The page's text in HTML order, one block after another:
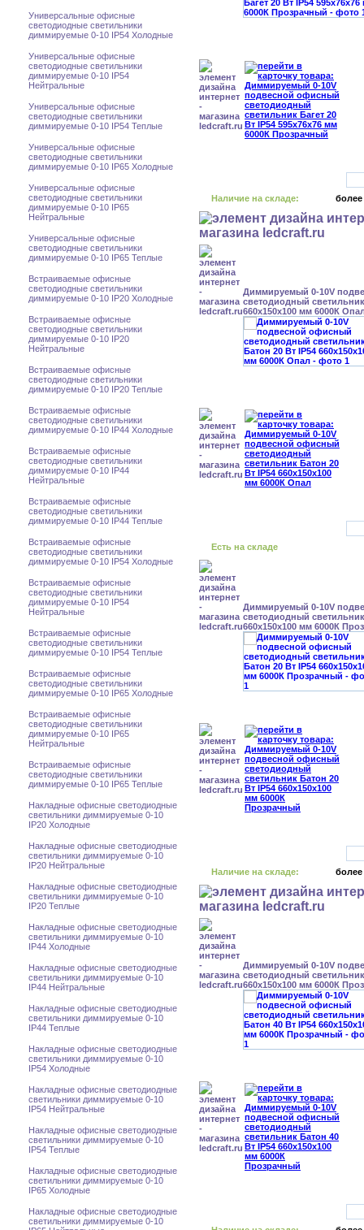
Универсальные офисные
светодиодные светильники
диммируемые 0-10 IP54 Холодные
Универсальные офисные
светодиодные светильники
диммируемые 0-10 IP54
Нейтральные
Универсальные офисные
светодиодные светильники
диммируемые 0-10 IP54 Теплые
Универсальные офисные
светодиодные светильники
диммируемые 0-10 IP65 Холодные
Универсальные офисные
светодиодные светильники
диммируемые 0-10 IP65
Нейтральные
Универсальные офисные
светодиодные светильники
диммируемые 0-10 IP65 Теплые
Встраиваемые офисные
светодиодные светильники
диммируемые 0-10 IP20 Холодные
Встраиваемые офисные
светодиодные светильники
диммируемые 0-10 IP20
Нейтральные
Встраиваемые офисные
светодиодные светильники
диммируемые 0-10 IP20 Теплые
Встраиваемые офисные
светодиодные светильники
диммируемые 0-10 IP44 Холодные
Встраиваемые офисные
светодиодные светильники
диммируемые 0-10 IP44
Нейтральные
Встраиваемые офисные
светодиодные светильники
диммируемые 0-10 IP44 Теплые
Встраиваемые офисные
светодиодные светильники
диммируемые 0-10 IP54 Холодные
Встраиваемые офисные
светодиодные светильники
диммируемые 0-10 IP54
Нейтральные
Встраиваемые офисные
светодиодные светильники
диммируемые 0-10 IP54 Теплые
Встраиваемые офисные
светодиодные светильники
диммируемые 0-10 IP65 Холодные
Встраиваемые офисные
светодиодные светильники
диммируемые 0-10 IP65
Нейтральные
Встраиваемые офисные
светодиодные светильники
диммируемые 0-10 IP65 Теплые
Накладные офисные светодиодные
светильники диммируемые 0-10
IP20 Холодные
Накладные офисные светодиодные
светильники диммируемые 0-10
IP20 Нейтральные
Накладные офисные светодиодные
светильники диммируемые 0-10
IP20 Теплые
Накладные офисные светодиодные
светильники диммируемые 0-10
IP44 Холодные
Накладные офисные светодиодные
светильники диммируемые 0-10
IP44 Нейтральные
Накладные офисные светодиодные
светильники диммируемые 0-10
IP44 Теплые
Накладные офисные светодиодные
светильники диммируемые 0-10
IP54 Холодные
Накладные офисные светодиодные
светильники диммируемые 0-10
IP54 Нейтральные
Накладные офисные светодиодные
светильники диммируемые 0-10
IP54 Теплые
Накладные офисные светодиодные
светильники диммируемые 0-10
IP65 Холодные
Накладные офисные светодиодные
светильники диммируемые 0-10
Наличие на складе: более
Диммируемый 0-10V
светодиодный
660x150x100 мм 6000К
Есть на складе
Диммируемый 0-10V
светодиодный
660x150x100 мм 6000К
Наличие на складе: более
Диммируемый 0-10V
светодиодный
660x150x100 мм 6000К